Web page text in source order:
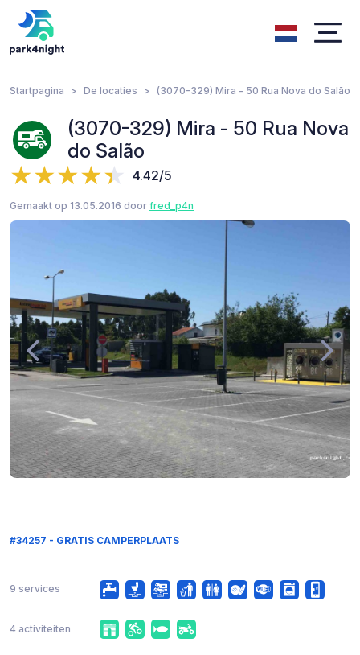
Startpagina De locaties (3070-329) Mira - 50 Rua Nova do Salão
(3070-329) Mira - 50 Rua Nova
do Salão
4.42/5
Gemaakt op 13.05.2016 door fred_p4n
#34257 - GRATIS CAMPERPLAATS
9 services
4 activiteiten